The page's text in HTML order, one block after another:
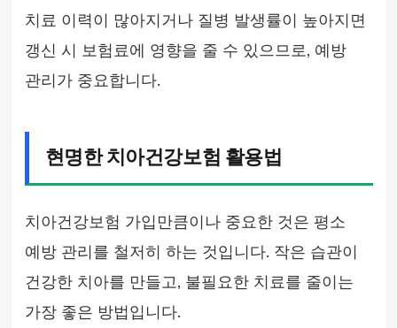
치료 이력이 많아지거나 질병 발생률이 높아지면
갱신 시 보험료에 영향을 줄 수 있으므로, 예방
관리가 중요합니다.
현명한 치아건강보험 활용법
치아건강보험 가입만큼이나 중요한 것은 평소
예방 관리를 철저히 하는 것입니다. 작은 습관이
건강한 치아를 만들고, 불필요한 치료를 줄이는
가장 좋은 방법입니다.